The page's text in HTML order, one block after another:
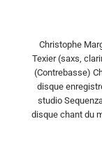
Christophe
Texier (saxs,
(Contrebasse)
disque
studio
disque chant du